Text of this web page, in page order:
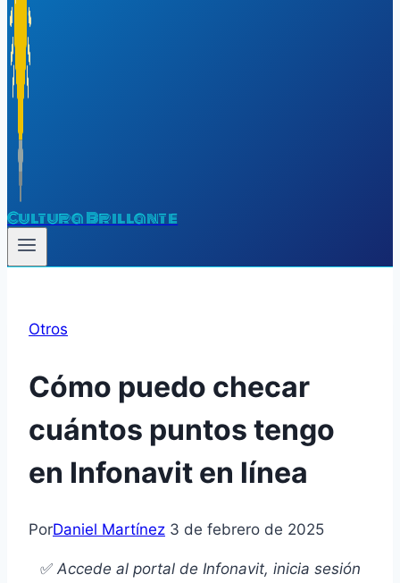
Cultura Brillante
Otros
Cómo puedo checar
cuántos puntos tengo
en Infonavit en línea
PorDaniel Martínez 3 de febrero de 2025
✅ Accede al portal de Infonavit, inicia sesión